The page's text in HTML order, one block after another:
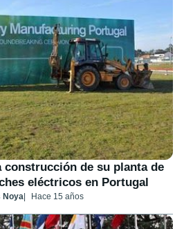
construcción de su planta de
eléctricos en Portugal
Noya Hace 15 años